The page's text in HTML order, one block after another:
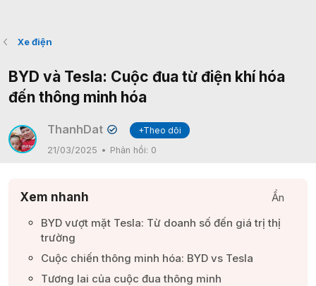
Xe điện
BYD và Tesla: Cuộc đua từ điện khí hóa
đến thông minh hóa
ThanhDat ✔
+Theo dõi
21/03/2025
Phản hồi: 0
Xem nhanh
Ẩn
BYD vượt mặt Tesla: Từ doanh số đến giá trị thị
trường​
Cuộc chiến thông minh hóa: BYD vs Tesla​
Tương lai của cuộc đua thông minh​